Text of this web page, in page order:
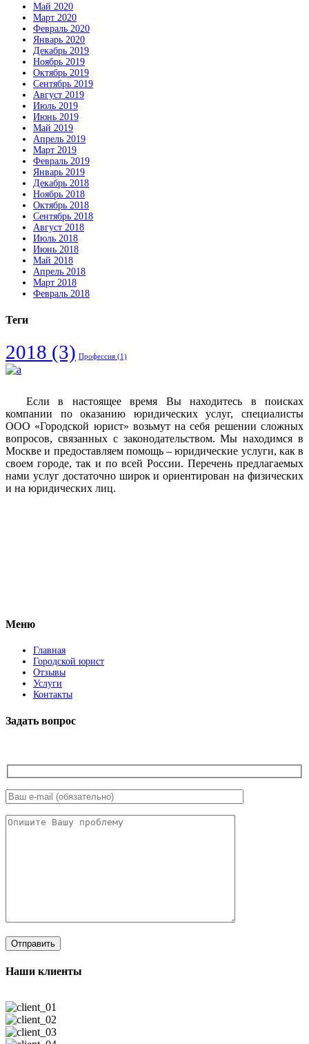
Май 2020
Март 2020
Февраль 2020
Январь 2020
Декабрь 2019
Ноябрь 2019
Октябрь 2019
Сентябрь 2019
Август 2019
Июль 2019
Июнь 2019
Май 2019
Апрель 2019
Март 2019
Февраль 2019
Январь 2019
Декабрь 2018
Ноябрь 2018
Октябрь 2018
Сентябрь 2018
Август 2018
Июль 2018
Июнь 2018
Май 2018
Апрель 2018
Март 2018
Февраль 2018
Теги
2018 (3) Профессия (1)
Если в настоящее время Вы находитесь в поисках
компании по оказанию юридических услуг, специалисты
ООО «Городской юрист» возьмут на себя решении сложных
вопросов, связанных с законодательством. Мы находимся в
Москве и предоставляем помощь – юридические услуги, как в
своем городе, так и по всей России. Перечень предлагаемых
нами услуг достаточно широк и ориентирован на физических
и на юридических лиц.
Меню
Главная
Городской юрист
Отзывы
Услуги
Контакты
Задать вопрос
Наши клиенты